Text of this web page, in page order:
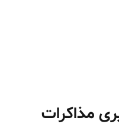
مذاکرات